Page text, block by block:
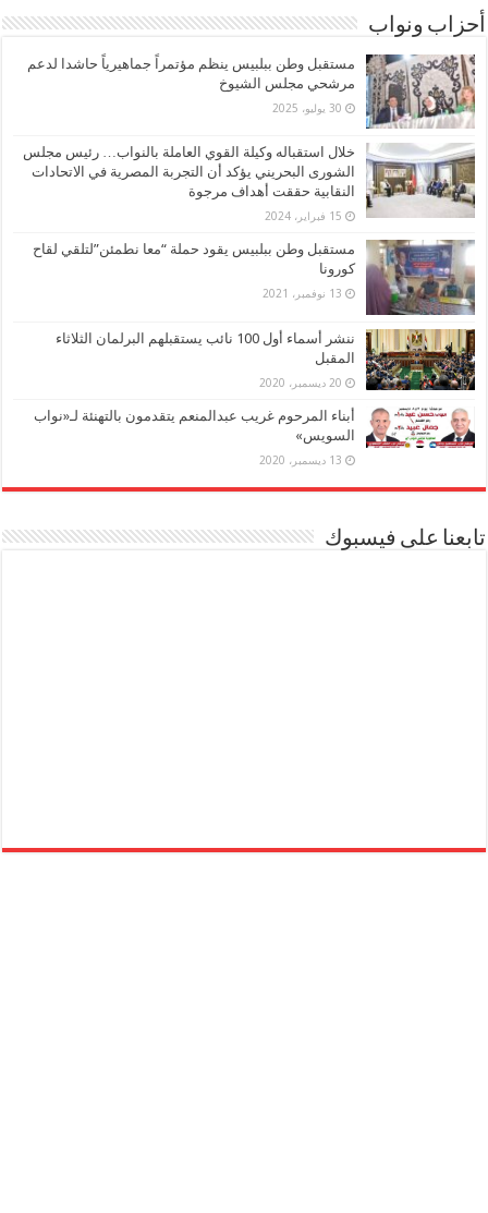
أحزاب ونواب
مستقبل وطن ببلبيس ينظم مؤتمراً جماهيرياً حاشدا لدعم
مرشحي مجلس الشيوخ
30 يوليو، 2025
خلال استقباله وكيلة القوي العاملة بالنواب… رئيس مجلس
الشورى البحريني يؤكد أن التجربة المصرية في الاتحادات
النقابية حققت أهداف مرجوة
15 فبراير، 2024
مستقبل وطن ببلبيس يقود حملة “معا نطمئن”لتلقي لقاح
كورونا
13 نوفمبر، 2021
ننشر أسماء أول 100 نائب يستقبلهم البرلمان الثلاثاء
المقبل
20 ديسمبر، 2020
أبناء المرحوم غريب عبدالمنعم يتقدمون بالتهنئة لـ«نواب
السويس»
13 ديسمبر، 2020
تابعنا على فيسبوك